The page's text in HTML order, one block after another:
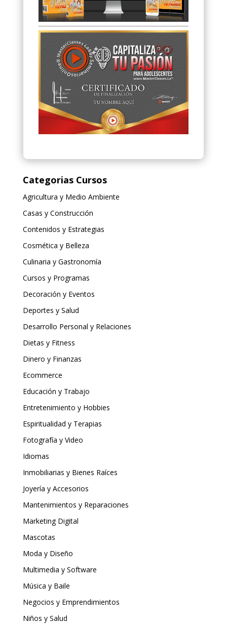
Categorias Cursos
Agricultura y Medio Ambiente
Casas y Construcción
Contenidos y Estrategias
Cosmética y Belleza
Culinaria y Gastronomía
Cursos y Programas
Decoración y Eventos
Deportes y Salud
Desarrollo Personal y Relaciones
Dietas y Fitness
Dinero y Finanzas
Ecommerce
Educación y Trabajo
Entretenimiento y Hobbies
Espiritualidad y Terapias
Fotografía y Video
Idiomas
Inmobiliarias y Bienes Raíces
Joyería y Accesorios
Mantenimientos y Reparaciones
Marketing Digital
Mascotas
Moda y Diseño
Multimedia y Software
Música y Baile
Negocios y Emprendimientos
Niños y Salud